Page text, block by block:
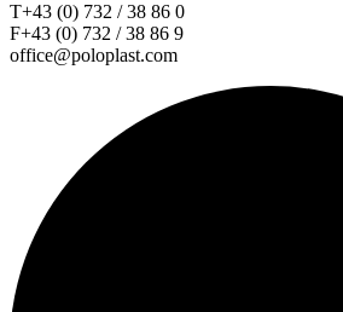
T+43 (0) 732 / 38 86 0
F+43 (0) 732 / 38 86 9
office@poloplast.com